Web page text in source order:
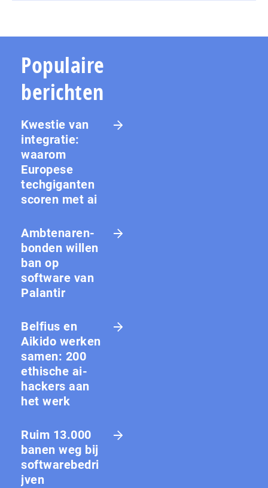
Populaire
berichten
Kwestie van
integratie:
waarom
Europese
techgiganten
scoren met ai
Amb­te­na­ren­
bon­den willen
ban op
software van
Palantir
Belfius en
Aikido werken
samen: 200
ethische ai-
hackers aan
het werk
Ruim 13.000
banen weg bij
softwarebedri
jven